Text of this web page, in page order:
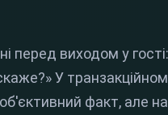
перед виходом у
У
факт, але